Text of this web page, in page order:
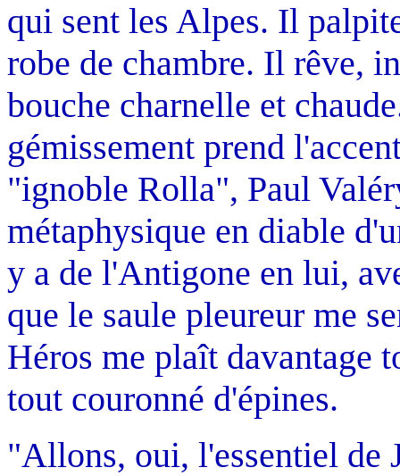
qui sent les Alpes. Il
robe de chambre. Il rêve,
bouche charnelle et
gémissement prend
"ignoble Rolla", Paul
métaphysique en diable
y a de l'Antigone en lui,
que le saule pleureur me
Héros me plaît davantage
tout couronné d'épines.
"Allons, oui, l'essentiel de